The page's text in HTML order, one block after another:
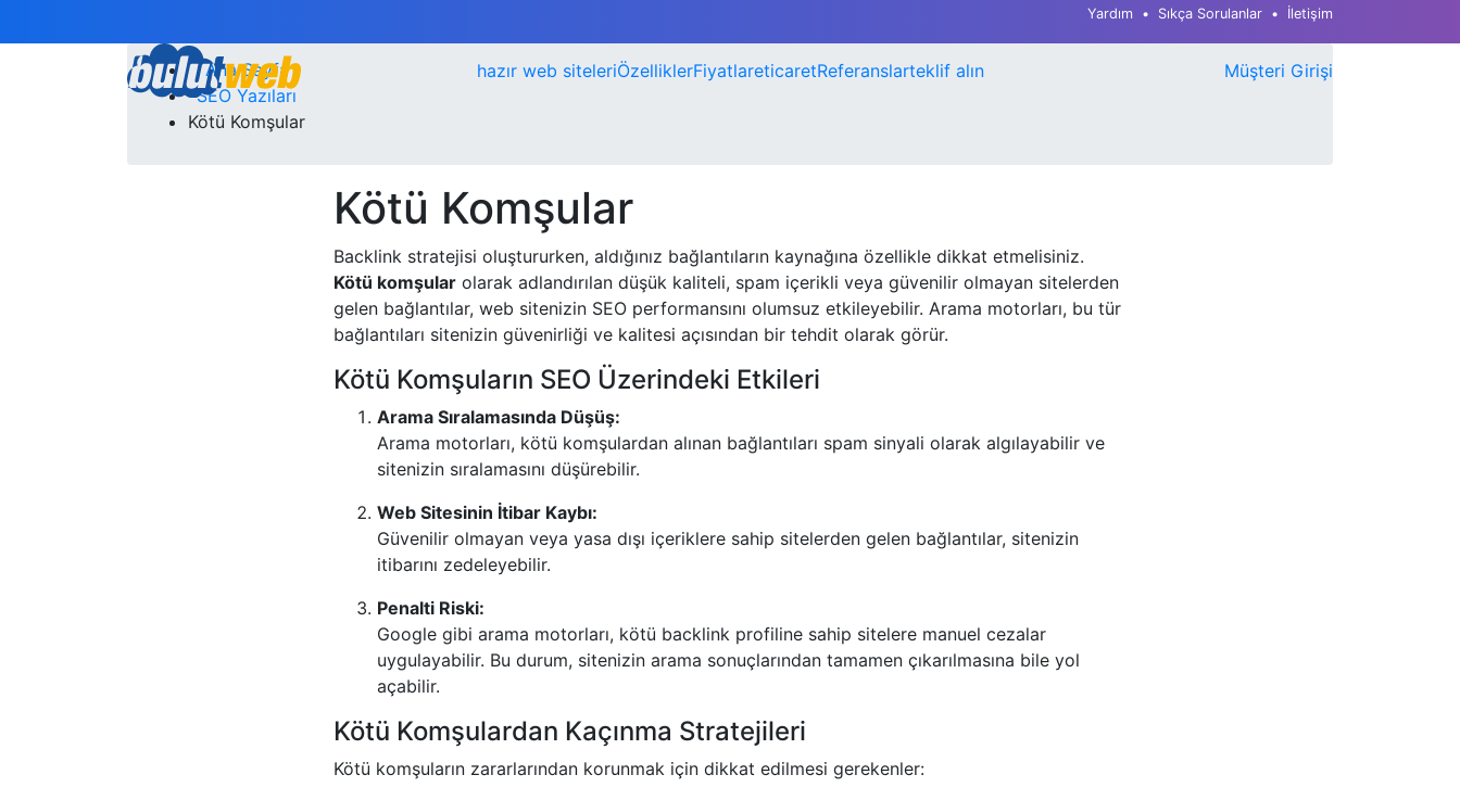
Yardım Sıkça Sorulanlar İletişim
hazır web siteleriÖzelliklerFiyatlareticaretReferanslarteklif alın Müşteri Girişi
Ana Sayfa
SEO Yazıları
Kötü Komşular
Kötü Komşular
Backlink stratejisi oluştururken, aldığınız bağlantıların kaynağına özellikle dikkat etmelisiniz.
Kötü komşular olarak adlandırılan düşük kaliteli, spam içerikli veya güvenilir olmayan sitelerden
gelen bağlantılar, web sitenizin SEO performansını olumsuz etkileyebilir. Arama motorları, bu tür
bağlantıları sitenizin güvenirliği ve kalitesi açısından bir tehdit olarak görür.
Kötü Komşuların SEO Üzerindeki Etkileri
Arama Sıralamasında Düşüş:
Arama motorları, kötü komşulardan alınan bağlantıları spam sinyali olarak algılayabilir ve
sitenizin sıralamasını düşürebilir.
Web Sitesinin İtibar Kaybı:
Güvenilir olmayan veya yasa dışı içeriklere sahip sitelerden gelen bağlantılar, sitenizin
itibarını zedeleyebilir.
Penalti Riski:
Google gibi arama motorları, kötü backlink profiline sahip sitelere manuel cezalar
uygulayabilir. Bu durum, sitenizin arama sonuçlarından tamamen çıkarılmasına bile yol
açabilir.
Kötü Komşulardan Kaçınma Stratejileri
Kötü komşuların zararlarından korunmak için dikkat edilmesi gerekenler: